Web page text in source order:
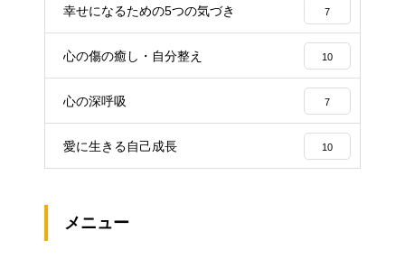
幸せになるための5つの気づき 7
心の傷の癒し・自分整え 10
心の深呼吸 7
愛に生きる自己成長 10
メニュー